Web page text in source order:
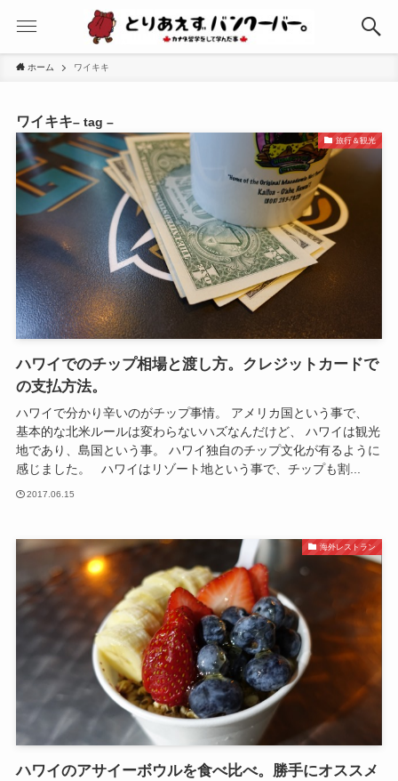
ホーム ワイキキ
ワイキキ– tag –
旅行＆観光
ハワイでのチップ相場と渡し方。クレジットカードで
の支払方法。
ハワイで分かり辛いのがチップ事情。 アメリカ国という事で、
基本的な北米ルールは変わらないハズなんだけど、 ハワイは観光
地であり、島国という事。 ハワイ独自のチップ文化が有るように
感じました。 ハワイはリゾート地という事で、チップも割...
2017.06.15
海外レストラン
ハワイのアサイーボウルを食べ比べ。勝手にオススメ